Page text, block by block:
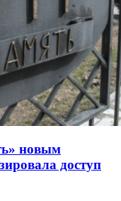
новым
доступ